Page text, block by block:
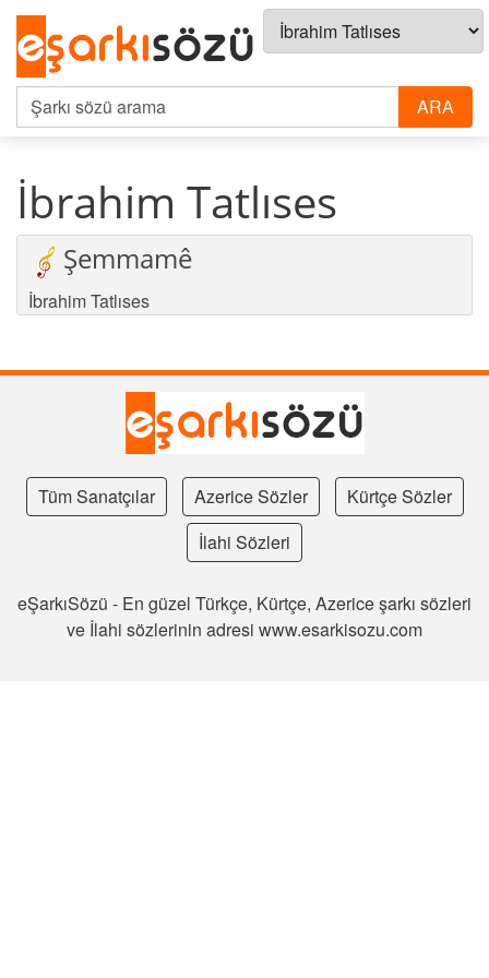
İbrahim Tatlıses
Şemmamê
İbrahim Tatlıses
Tüm Sanatçılar Azerice Sözler
Kürtçe Sözler
İlahi Sözleri
eŞarkıSözü - En güzel Türkçe, Kürtçe, Azerice şarkı sözleri
ve İlahi sözlerinin adresi www.esarkisozu.com